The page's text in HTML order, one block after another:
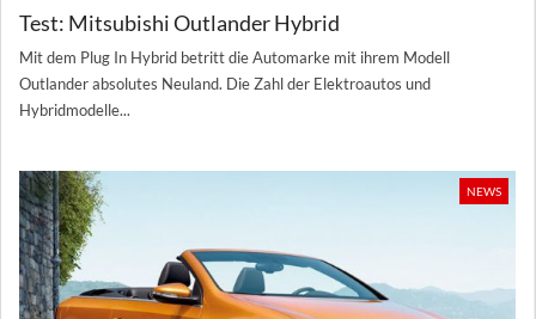
Test: Mitsubishi Outlander Hybrid
Mit dem Plug In Hybrid betritt die Automarke mit ihrem Modell
Outlander absolutes Neuland. Die Zahl der Elektroautos und
Hybridmodelle...
NEWS